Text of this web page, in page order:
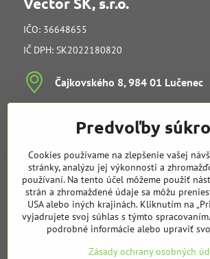
IČO: 36648655
IČ DPH: SK2022180820
Čajkovského 8, 984 01 Lučenec
vedenie spoločnosti
info@vectorsk.sk
Obchodné oddelenie
Tibor Kučera
mobil:+421 905 729 968
e-mail:t.kucera@vectorsk.sk
Predvoľby
Cookies používame na zlepšenie vašej
stránky, analýzu jej výkonnosti a
používaní. Na tento účel môžeme použiť
strán a zhromaždené údaje sa môžu
USA alebo iných krajinách. Kliknutím na
vyjadrujete svoj súhlas s týmto
podrobné informácie alebo upraviť
Zásady ochrany osobných